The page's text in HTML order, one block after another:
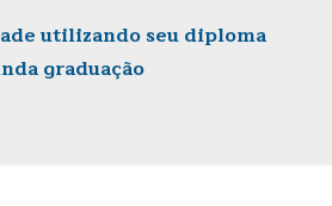
utilizando seu diploma
graduação